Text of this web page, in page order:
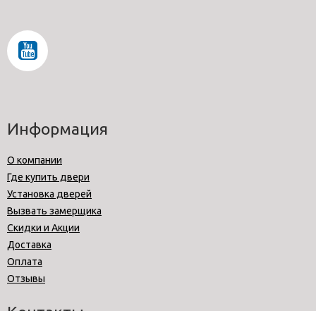
Информация
О компании
Где купить двери
Установка дверей
Вызвать замерщика
Скидки и Акции
Доставка
Оплата
Отзывы